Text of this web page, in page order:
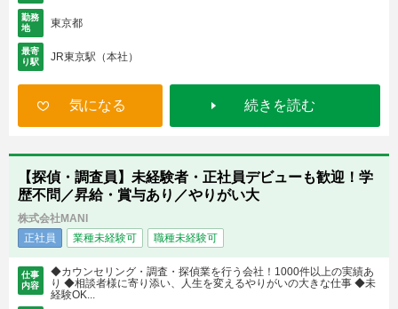
勤務
地
東京都
最寄
り駅
JR東京駅（本社）
気になる 続きを読む
【探偵・調査員】未経験者・正社員デビューも歓迎！学
歴不問／昇給・賞与あり／やりがい大
株式会社MANI
正社員
業種未経験可 職種未経験可
仕事
内容
◆カウンセリング・調査・探偵業を行う会社！1000件以上の実績あ
り ◆相談者様に寄り添い、人生を変えるやりがいの大きな仕事 ◆未
経験OK...